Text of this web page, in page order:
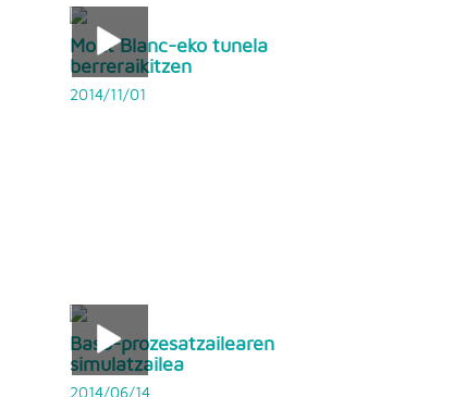
Mont Blanc-eko tunela
berreraikitzen
2014/11/01
Baso-prozesatzailearen
simulatzailea
2014/06/14